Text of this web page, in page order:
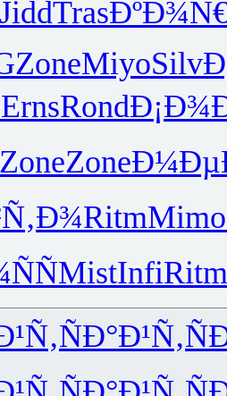
JiddTras
ZoneMiyoSilv
ErnsRond
ZoneZone
RitmMimo
MistInfiRitm
ÑÐ°Ð¹Ñ‚